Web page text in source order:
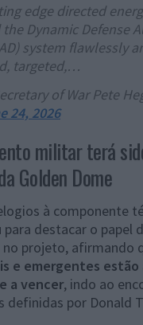
edge directed
the Dynamic Defense
system flawlessly
targeted,…
of War Pete
24, 2026
militar terá
Golden Dome
à componente
destacar o papel
no projeto, afirmando
e emergentes estão
a vencer, indo ao
definidas por Donald